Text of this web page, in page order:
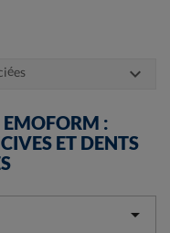
expand_more
EMOFORM :
ET DENTS
